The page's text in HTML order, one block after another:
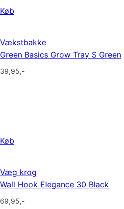
Køb
Køb
Vækstbakke
Green Basics Grow Tray S Green
39,95,-
Væg krog
Wall Hook Elegance 30 Black
69,95,-